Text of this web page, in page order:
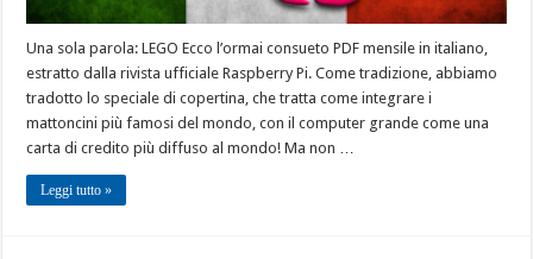
Una sola parola: LEGO Ecco l’ormai consueto PDF mensile in italiano,
estratto dalla rivista ufficiale Raspberry Pi. Come tradizione, abbiamo
tradotto lo speciale di copertina, che tratta come integrare i
mattoncini più famosi del mondo, con il computer grande come una
carta di credito più diffuso al mondo! Ma non …
Leggi tutto »